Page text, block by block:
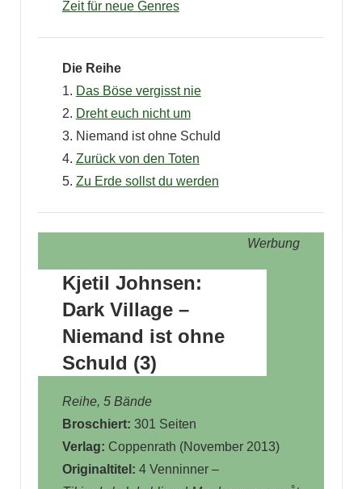
Zeit für neue Genres
Die Reihe
1. Das Böse vergisst nie
2. Dreht euch nicht um
3. Niemand ist ohne Schuld
4. Zurück von den Toten
5. Zu Erde sollst du werden
Werbung
Kjetil Johnsen:
Dark Village –
Niemand ist ohne
Schuld (3)
Reihe, 5 Bände
Broschiert: 301 Seiten
Verlag: Coppenrath (November 2013)
Originaltitel: 4 Venninner–